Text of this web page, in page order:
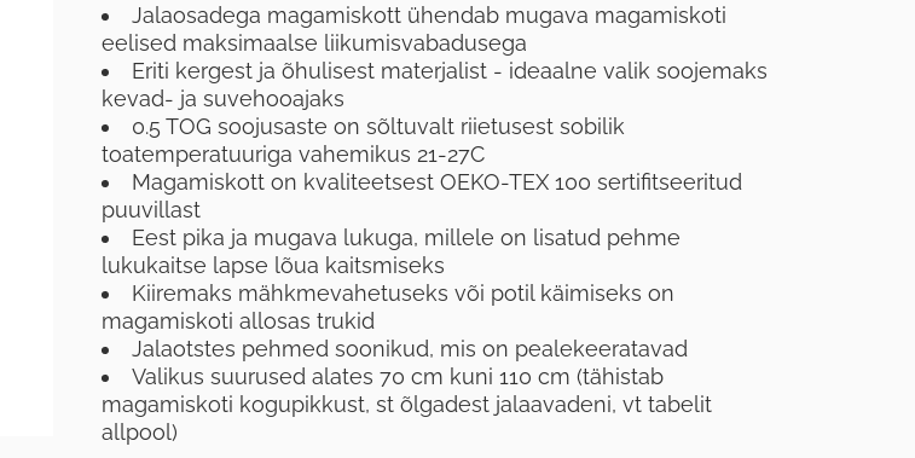
Jalaosadega magamiskott ühendab mugava magamiskoti
eelised maksimaalse liikumisvabadusega
Eriti kergest ja õhulisest materjalist - ideaalne valik soojemaks
kevad- ja suvehooajaks
0.5 TOG soojusaste on sõltuvalt riietusest sobilik
toatemperatuuriga vahemikus 21-27C
Magamiskott on kvaliteetsest OEKO-TEX 100 sertifitseeritud
puuvillast
Eest pika ja mugava lukuga, millele on lisatud pehme
lukukaitse lapse lõua kaitsmiseks
Kiiremaks mähkmevahetuseks või potil käimiseks on
magamiskoti allosas trukid
Jalaotstes pehmed soonikud, mis on pealekeeratavad
Valikus suurused alates 70 cm kuni 110 cm (tähistab
magamiskoti kogupikkust, st õlgadest jalaavadeni, vt tabelit
allpool)